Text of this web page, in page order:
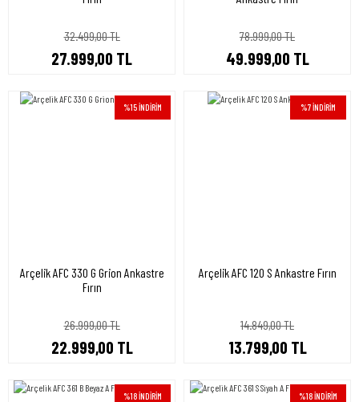
32.499,00 TL
27.999,00 TL
78.999,00 TL
49.999,00 TL
%15 İNDİRİM
Arçelik AFC 330 G Grion Ankastre
Fırın
26.999,00 TL
22.999,00 TL
%7 İNDİRİM
Arçelik AFC 120 S Ankastre Fırın
14.849,00 TL
13.799,00 TL
%18 İNDİRİM %18 İNDİRİM